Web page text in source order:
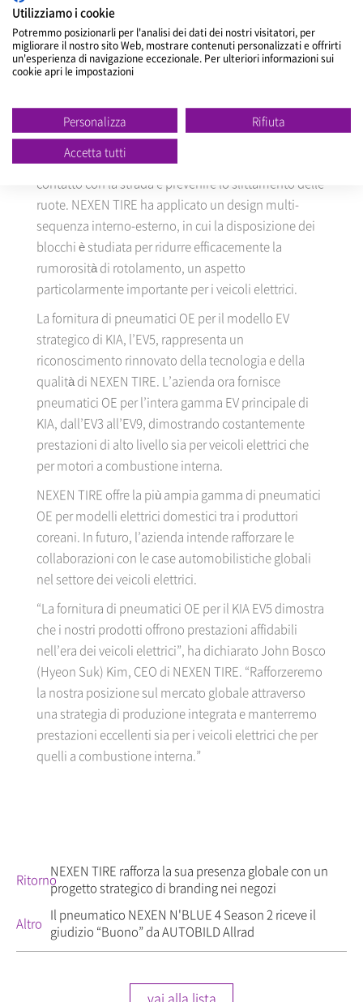
Utilizzano un sistema proprietario di progettazione
del battistrada (TSPD: Torque Steer Pattern Design)
per ridurre il torque steer (accelerazione da coppia),
un fenomeno in cui l’elevata potenza del motore fa
improvvisa. I prodotti ottimizzano inoltre la
distribuzione della rigidità all’interno di ciascun
blocco del battistrada per massimizzare l’area di
contatto con la strada e prevenire lo slittamento delle
ruote. NEXEN TIRE ha applicato un design multi-
sequenza interno-esterno, in cui la disposizione dei
blocchi è studiata per ridurre efficacemente la
rumorosità di rotolamento, un aspetto
particolarmente importante per i veicoli elettrici.
La fornitura di pneumatici OE per il modello EV
strategico di KIA, l’EV5, rappresenta un
riconoscimento rinnovato della tecnologia e della
qualità di NEXEN TIRE. L’azienda ora fornisce
pneumatici OE per l’intera gamma EV principale di
KIA, dall’EV3 all’EV9, dimostrando costantemente
prestazioni di alto livello sia per veicoli elettrici che
per motori a combustione interna.
NEXEN TIRE offre la più ampia gamma di pneumatici
OE per modelli elettrici domestici tra i produttori
coreani. In futuro, l’azienda intende rafforzare le
collaborazioni con le case automobilistiche globali
nel settore dei veicoli elettrici.
“La fornitura di pneumatici OE per il KIA EV5 dimostra
che i nostri prodotti offrono prestazioni affidabili
nell’era dei veicoli elettrici”, ha dichiarato John Bosco
(Hyeon Suk) Kim, CEO di NEXEN TIRE. “Rafforzeremo
la nostra posizione sul mercato globale attraverso
una strategia di produzione integrata e manterremo
prestazioni eccellenti sia per i veicoli elettrici che per
quelli a combustione interna.”
RitornoNEXEN TIRE rafforza la sua presenza globale con un
progetto strategico di branding nei negozi
Altro Il pneumatico NEXEN N'BLUE 4 Season 2 riceve il
giudizio “Buono” da AUTOBILD Allrad
Utilizziamo i cookie
Potremmo posizionarli per l'analisi dei dati dei nostri visitatori, per
migliorare il nostro sito Web, mostrare contenuti personalizzati e offrirti
un'esperienza di navigazione eccezionale. Per ulteriori informazioni sui
cookie apri le impostazioni
Personalizza
Rifiuta
Accetta tutti